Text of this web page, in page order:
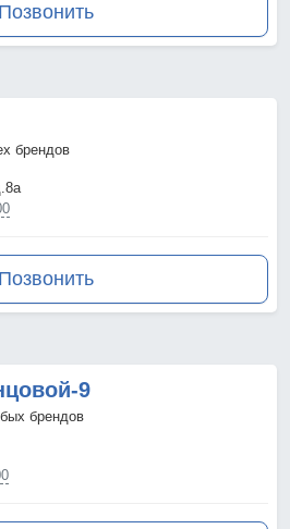
Позвонить
брендов
Позвонить
9
брендов